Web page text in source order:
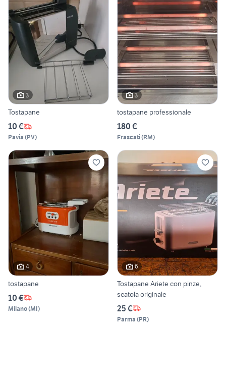
3
Tostapane
10 €
Pavia (PV)
3
tostapane professionale
180 €
Frascati(RM)
4
tostapane
10 €
Milano(MI)
6
Tostapane Ariete con pinze,
scatola originale
25 €
Parma (PR)